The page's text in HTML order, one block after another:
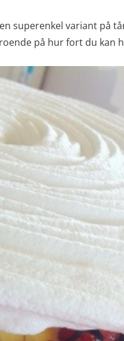
superenkel variant på
på hur fort du kan